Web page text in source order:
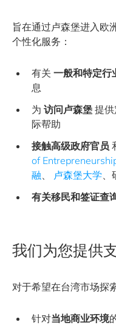
旨在通过卢森堡进入欧
个性化服务：
有关 一般和特定行
息
为 访问卢森堡 提
际帮助
接触高级政府官员
of
融、 卢森堡大学、
有关移民和签证查
我们为您提供
对于希望在台湾市场探
针对当地商业环境